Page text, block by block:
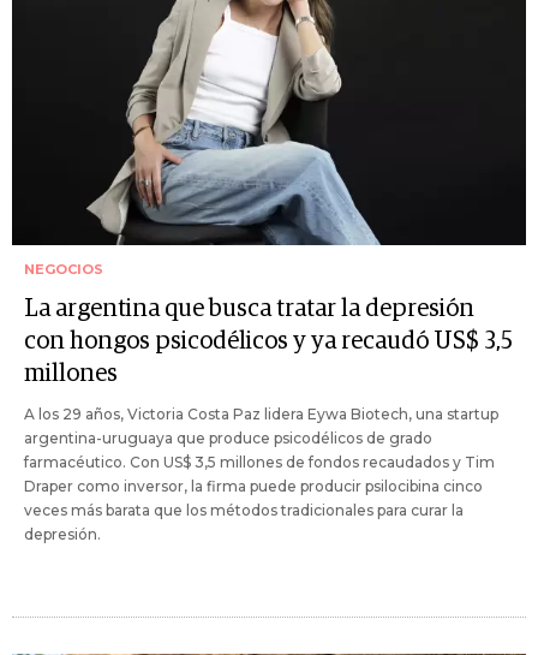
NEGOCIOS
La argentina que busca tratar la depresión
con hongos psicodélicos y ya recaudó US$ 3,5
millones
A los 29 años, Victoria Costa Paz lidera Eywa Biotech, una startup
argentina-uruguaya que produce psicodélicos de grado
farmacéutico. Con US$ 3,5 millones de fondos recaudados y Tim
Draper como inversor, la firma puede producir psilocibina cinco
veces más barata que los métodos tradicionales para curar la
depresión.